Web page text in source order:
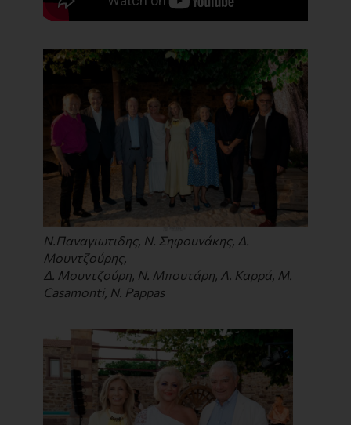
Ν.Παναγιωτιδης, Ν. Σηφουνάκης, Δ.
Μουντζούρης,
Δ. Μουντζούρη, Ν. Μπουτάρη, Λ. Καρρά, M.
Casamonti, N. Pappas